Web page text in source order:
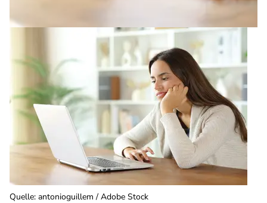
Quelle: antonioguillem / Adobe Stock